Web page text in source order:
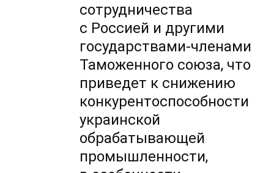
сотрудничества
с Россией и другими
государствами-членами
Таможенного союза, что
приведет к снижению
конкурентоспособности
украинской
обрабатывающей
промышленности,